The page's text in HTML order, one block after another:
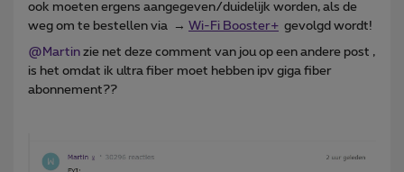
ook moeten ergens aangegeven/duidelijk worden, als de
weg om te bestellen via → Wi-Fi Booster+ gevolgd wordt!
@Martin zie net deze comment van jou op een andere post ,
is het omdat ik ultra fiber moet hebben ipv giga fiber
abonnement??